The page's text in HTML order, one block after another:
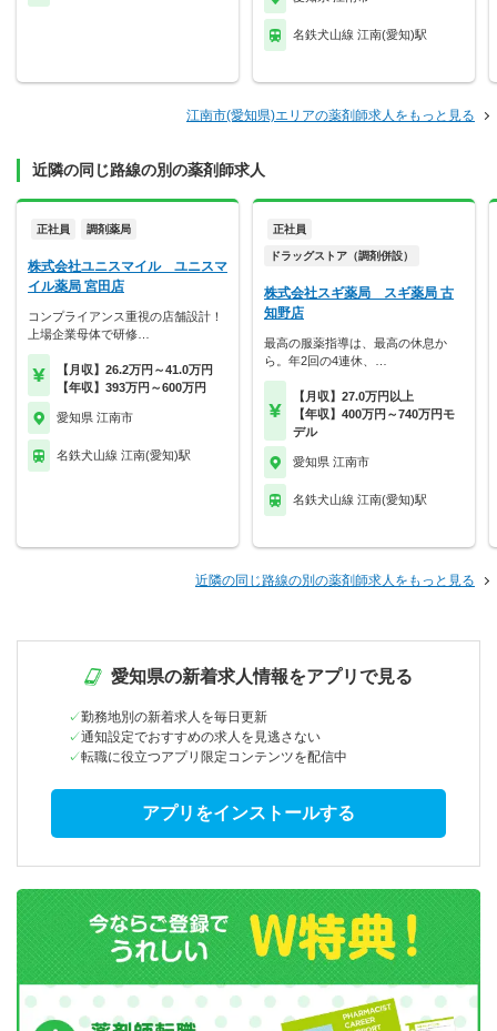
名鉄犬山線 江南(愛知)駅
江南市(愛知県)エリアの薬剤師求人をもっと見る
近隣の同じ路線の別の薬剤師求人
正社員 調剤薬局
株式会社ユニスマイル ユニスマ
イル薬局 宮田店
コンプライアンス重視の店舗設計！
上場企業母体で研修…
【月収】26.2万円～41.0万円
【年収】393万円～600万円
愛知県 江南市
名鉄犬山線 江南(愛知)駅
正社員
ドラッグストア（調剤併設）
株式会社スギ薬局 スギ薬局 古
知野店
最高の服薬指導は、最高の休息か
ら。年2回の4連休、…
【月収】27.0万円以上
【年収】400万円～740万円モ
デル
愛知県 江南市
名鉄犬山線 江南(愛知)駅
近隣の同じ路線の別の薬剤師求人をもっと見る
愛知県の新着求人情報をアプリで見る
勤務地別の新着求人を毎日更新
通知設定でおすすめの求人を見逃さない
転職に役立つアプリ限定コンテンツを配信中
アプリをインストールする